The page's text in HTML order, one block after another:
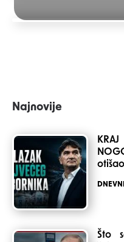
navigation
Najnovije
POSTED
Što